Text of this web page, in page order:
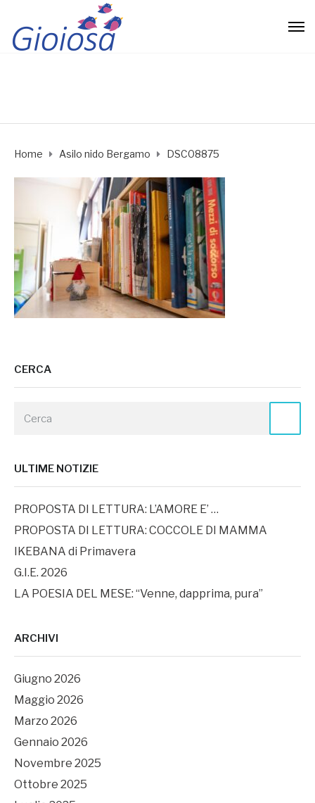
Home Asilo nido Bergamo DSC08875
CERCA
ULTIME NOTIZIE
PROPOSTA DI LETTURA: L’AMORE E’ …
PROPOSTA DI LETTURA: COCCOLE DI MAMMA
IKEBANA di Primavera
G.I.E. 2026
LA POESIA DEL MESE: “Venne, dapprima, pura”
ARCHIVI
Giugno 2026
Maggio 2026
Marzo 2026
Gennaio 2026
Novembre 2025
Ottobre 2025